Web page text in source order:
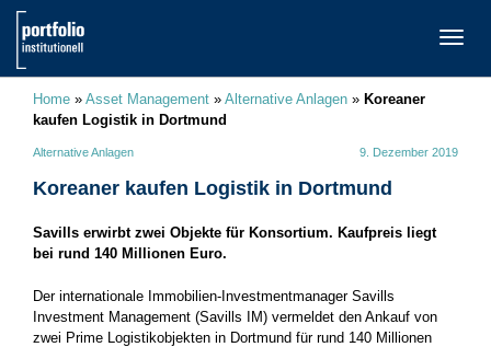
Home » Asset Management » Alternative Anlagen » Koreaner
kaufen Logistik in Dortmund
Alternative Anlagen 9. Dezember 2019
Koreaner kaufen Logistik in Dortmund
Savills erwirbt zwei Objekte für Konsortium. Kaufpreis liegt
bei rund 140 Millionen Euro.
Der internationale Immobilien-Investmentmanager Savills
Investment Management (Savills IM) vermeldet den Ankauf von
zwei Prime Logistikobjekten in Dortmund für rund 140 Millionen